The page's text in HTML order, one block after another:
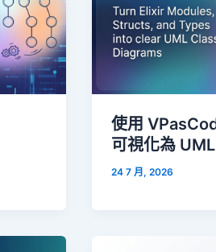
使用
可視化為
24 7 月, 2026